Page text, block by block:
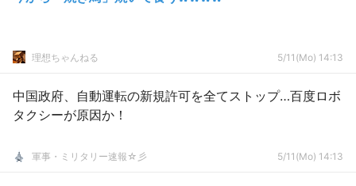
理想ちゃんねる 5/11(Mo) 14:13
中国政府、自動運転の新規許可を全てストップ…百度ロボ
タクシーが原因か！
軍事・ミリタリー速報☆彡 5/11(Mo) 14:13